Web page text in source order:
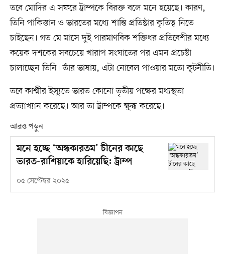
তবে মোদির এ সফরে ট্রাম্পকে বিরক্ত বলে মনে হয়েছে। কারণ,
তিনি পাকিস্তান ও ভারতের মধ্যে শান্তি প্রতিষ্ঠার কৃতিত্ব নিতে
চাইছেন। গত মে মাসে দুই পারমাণবিক শক্তিধর প্রতিবেশীর মধ্যে
কয়েক দশকের সবচেয়ে খারাপ সংঘাতের পর এমন প্রচেষ্টা
চালাচ্ছেন তিনি। তাঁর ভাষায়, এটা নোবেল পাওয়ার মতো কূটনীতি।
তবে কাশ্মীর ইস্যুতে ভারত কোনো তৃতীয় পক্ষের মধ্যস্থতা
প্রত্যাখ্যান করেছে। আর তা ট্রাম্পকে ক্ষুব্ধ করেছে।
আরও পড়ুন
মনে হচ্ছে ‘অন্ধকারতম’ চীনের কাছে
ভারত-রাশিয়াকে হারিয়েছি: ট্রাম্প
০৫ সেপ্টেম্বর ২০২৫